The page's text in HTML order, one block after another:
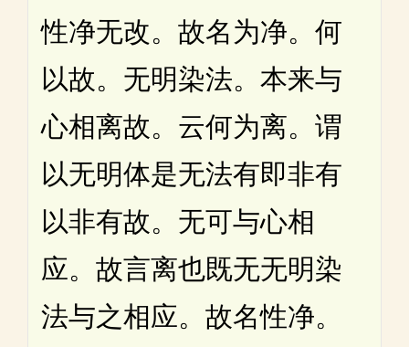
性净无改。故名为净。何
以故。无明染法。本来与
心相离故。云何为离。谓
以无明体是无法有即非有
以非有故。无可与心相
应。故言离也既无无明染
法与之相应。故名性净。